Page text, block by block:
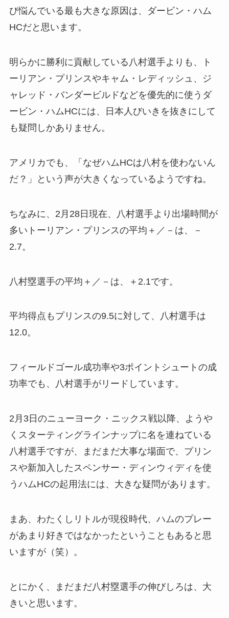
び悩んでいる最も大きな原因は、ダービン・ハム
HCだと思います。
明らかに勝利に貢献している八村選手よりも、ト
ーリアン・プリンスやキャム・レディッシュ、ジ
ャレッド・バンダービルドなどを優先的に使うダ
ービン・ハムHCには、日本人びいきを抜きにして
も疑問しかありません。
アメリカでも、「なぜハムHCは八村を使わないん
だ？」という声が大きくなっているようですね。
ちなみに、2月28日現在、八村選手より出場時間が
多いトーリアン・プリンスの平均＋／－は、－
2.7。
八村塁選手の平均＋／－は、＋2.1です。
平均得点もプリンスの9.5に対して、八村選手は
12.0。
フィールドゴール成功率や3ポイントシュートの成
功率でも、八村選手がリードしています。
2月3日のニューヨーク・ニックス戦以降、ようや
くスターティングラインナップに名を連ねている
八村選手ですが、まだまだ大事な場面で、プリン
スや新加入したスペンサー・ディンウィディを使
うハムHCの起用法には、大きな疑問があります。
まあ、わたくしリトルが現役時代、ハムのプレー
があまり好きではなかったということもあると思
いますが（笑）。
とにかく、まだまだ八村塁選手の伸びしろは、大
きいと思います。